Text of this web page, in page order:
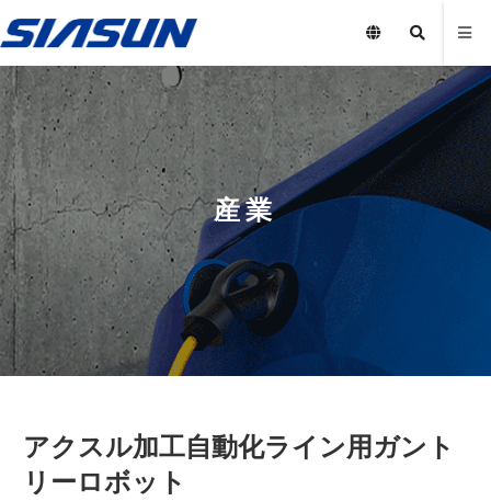
産業
アクスル加工自動化ライン用ガント
リーロボット